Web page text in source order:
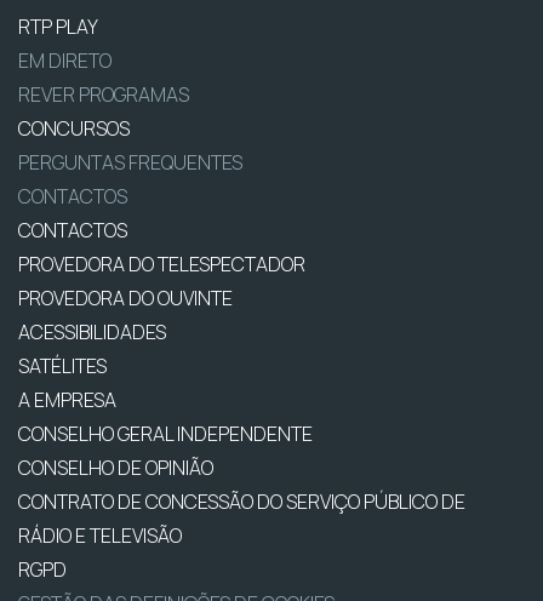
RTP PLAY
EM DIRETO
REVER PROGRAMAS
CONCURSOS
PERGUNTAS FREQUENTES
CONTACTOS
CONTACTOS
PROVEDORA DO TELESPECTADOR
PROVEDORA DO OUVINTE
ACESSIBILIDADES
SATÉLITES
A EMPRESA
CONSELHO GERAL INDEPENDENTE
CONSELHO DE OPINIÃO
CONTRATO DE CONCESSÃO DO SERVIÇO PÚBLICO DE
RÁDIO E TELEVISÃO
RGPD